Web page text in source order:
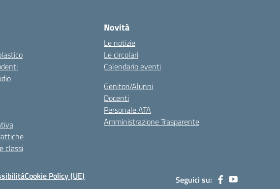
classi
Novità
Le notizie
Le circolari
Calendario eventi
Genitori/Alunni
Docenti
Personale ATA
Amministrazione Trasparente
Cookie Policy (UE) Seguici su: